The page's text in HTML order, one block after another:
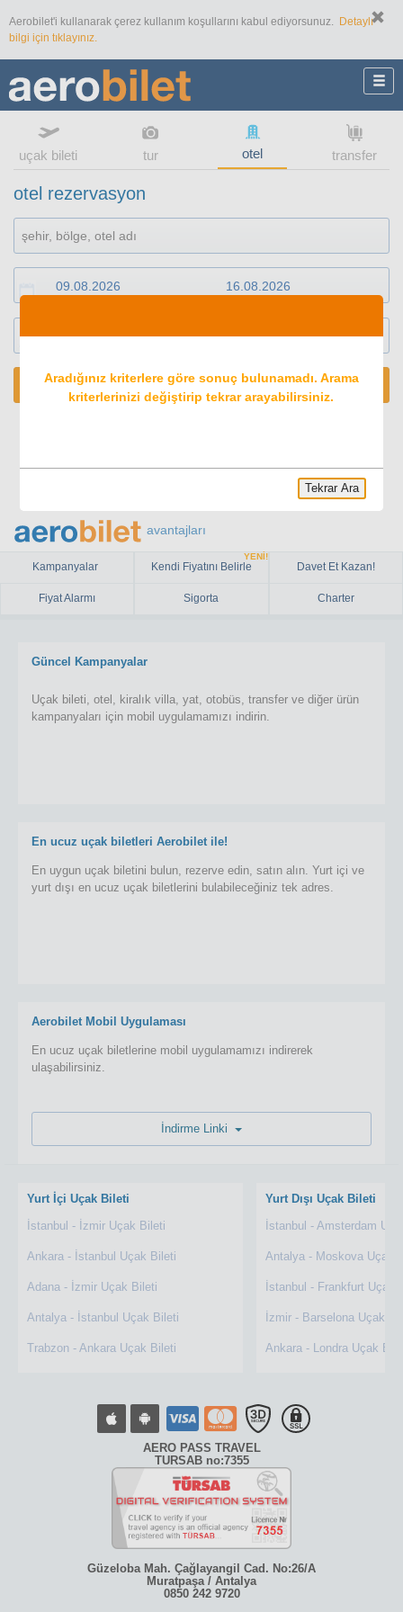
Aerobilet'i kullanarak çerez kullanım koşullarını kabul ediyorsunuz.
Detaylı
bilgi için tıklayınız.
uçak bileti tur otel transfer
otel rezervasyon
1 oda 2 konuk
ARA
avantajları
Kampanyalar Kendi Fiyatını Belirle
YENİ!
Davet Et Kazan!
Fiyat Alarmı Sigorta Charter
Güncel Kampanyalar
Uçak bileti, otel, kiralık villa, yat, otobüs, transfer ve diğer ürün
kampanyaları için mobil uygulamamızı indirin.
En ucuz uçak biletleri Aerobilet ile!
En uygun uçak biletini bulun, rezerve edin, satın alın. Yurt içi ve
yurt dışı en ucuz uçak biletlerini bulabileceğiniz tek adres.
Aerobilet Mobil Uygulaması
En ucuz uçak biletlerine mobil uygulamamızı indirerek
ulaşabilirsiniz.
Yurt İçi Uçak Bileti
İstanbul - İzmir Uçak Bileti
Ankara - İstanbul Uçak Bileti
Adana - İzmir Uçak Bileti
Antalya - İstanbul Uçak Bileti
Trabzon - Ankara Uçak Bileti
Yurt Dışı Uçak Bileti
İstanbul - Amsterdam
Antalya - Moskova Uçak
İstanbul - Frankfurt Uçak
İzmir - Barselona Uçak
Ankara - Londra Uçak
AERO PASS TRAVEL
TURSAB no:7355
Güzeloba Mah. Çağlayangil Cad. No:26/A
Muratpaşa / Antalya
0850 242 9720
Aradığınız kriterlere göre sonuç bulunamadı. Arama
kriterlerinizi değiştirip tekrar arayabilirsiniz.
Tekrar Ara